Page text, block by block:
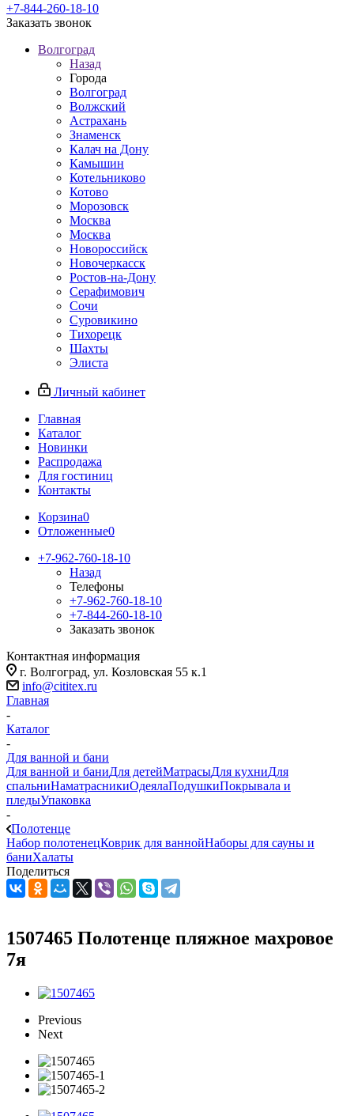
+7-844-260-18-10
Заказать звонок
Волгоград
Назад
Города
Волгоград
Волжский
Астрахань
Знаменск
Калач на Дону
Камышин
Котельниково
Котово
Морозовск
Москва
Москва
Новороссийск
Новочеркасск
Ростов-на-Дону
Серафимович
Сочи
Суровикино
Тихорецк
Шахты
Элиста
Личный кабинет
Главная
Каталог
Новинки
Распродажа
Для гостиниц
Контакты
Корзина0
Отложенные0
+7-962-760-18-10
Назад
Телефоны
+7-962-760-18-10
+7-844-260-18-10
Заказать звонок
Контактная информация
г. Волгоград, ул. Козловская 55 к.1
info@cititex.ru
Главная
-
Каталог
-
Для ванной и бани
Для ванной и баниДля детейМатрасыДля кухниДля
спальниНаматрасникиОдеялаПодушкиПокрывала и
пледыУпаковка
-
Полотенце
Набор полотенецКоврик для ваннойНаборы для сауны и
баниХалаты
Поделиться
1507465 Полотенце пляжное махровое
7я
Previous
Next